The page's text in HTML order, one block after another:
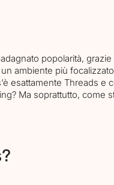
popolarità,
ambiente più
esattamente Threads e
Ma soprattutto, come